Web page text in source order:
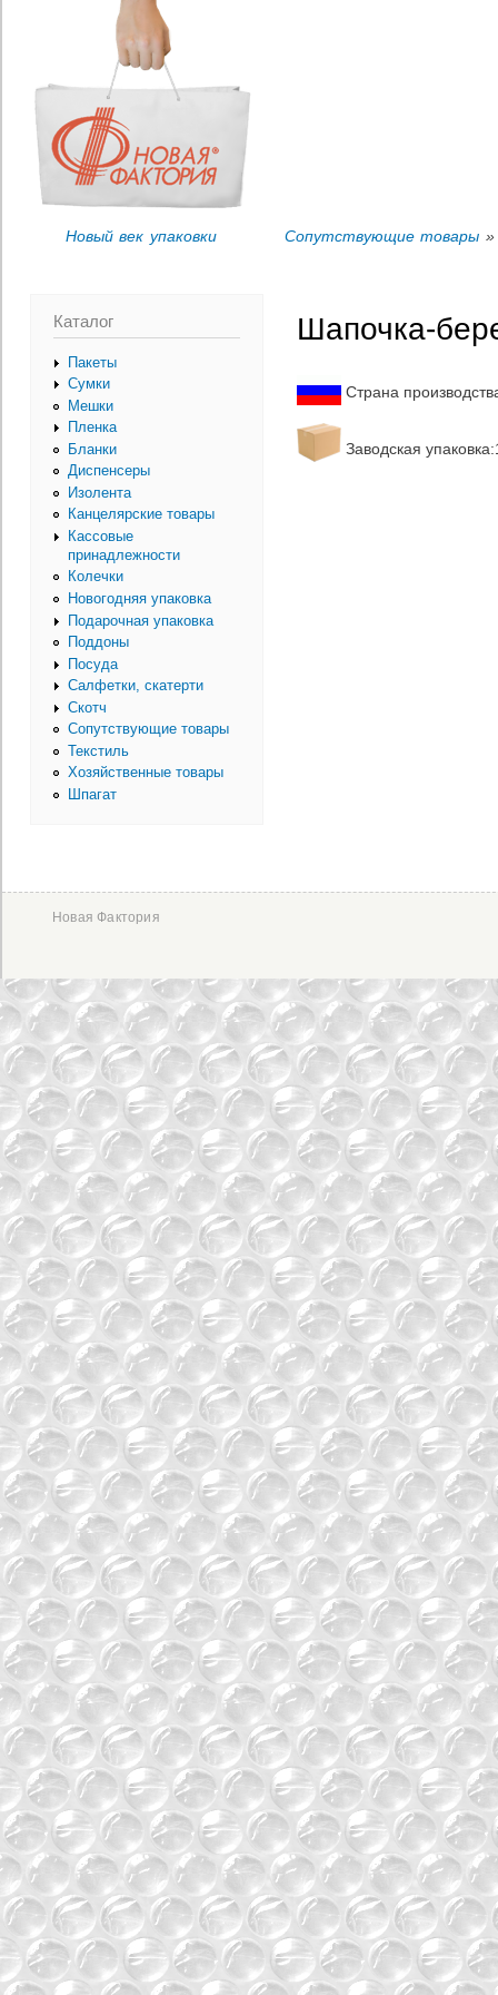
Новый век упаковки Сопутствующие товары
Каталог
Пакеты
Сумки
Мешки
Пленка
Бланки
Диспенсеры
Изолента
Канцелярские товары
Кассовые
принадлежности
Колечки
Новогодняя упаковка
Подарочная упаковка
Поддоны
Посуда
Салфетки, скатерти
Скотч
Сопутствующие товары
Текстиль
Хозяйственные товары
Шпагат
Шапочка-
Страна
Заводская
Новая Фактория